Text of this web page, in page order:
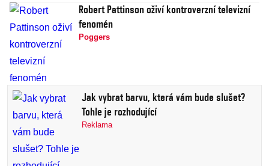
Robert Pattinson oživí kontroverzní televizní
fenomén
Poggers
Jak vybrat barvu, která vám bude slušet?
Tohle je rozhodující
Reklama